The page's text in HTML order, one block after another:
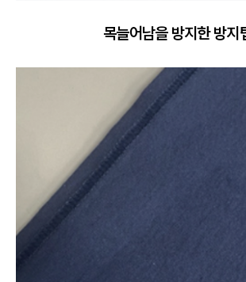
목늘어남을 방지한 방지